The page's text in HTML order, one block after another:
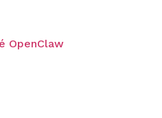
e conteúdos
humana. A forma